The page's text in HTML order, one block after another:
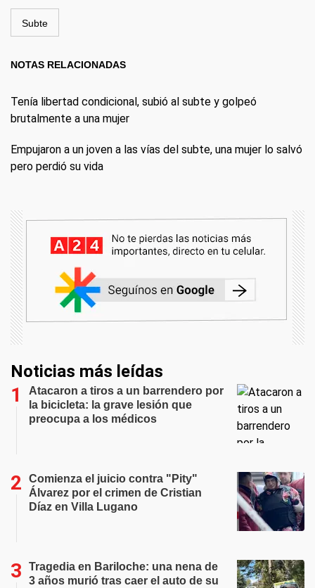
Subte
NOTAS RELACIONADAS
Tenía libertad condicional, subió al subte y golpeó
brutalmente a una mujer
Empujaron a un joven a las vías del subte, una mujer lo salvó
pero perdió su vida
Noticias más leídas
Atacaron a tiros a un barrendero por
la bicicleta: la grave lesión que
preocupa a los médicos
Comienza el juicio contra "Pity"
Álvarez por el crimen de Cristian
Díaz en Villa Lugano
Tragedia en Bariloche: una nena de
3 años murió tras caer el auto de su